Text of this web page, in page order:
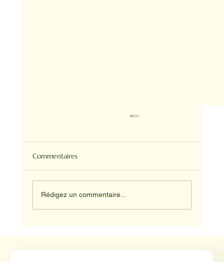
Commentaires
Rédigez un commentaire...